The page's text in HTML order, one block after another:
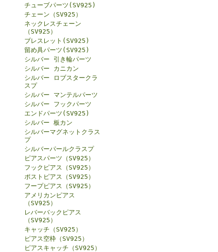
チューブパーツ(SV925)
チェーン（SV925）
ネックレスチェーン
（SV925）
ブレスレット(SV925)
留め具パーツ(SV925)
シルバー 引き輪パーツ
シルバー カニカン
シルバー ロブスタークラ
スプ
シルバー マンテルパーツ
シルバー フックパーツ
エンドパーツ(SV925)
シルバー 板カン
シルバーマグネットクラス
プ
シルバーパールクラスプ
ピアスパーツ（SV925）
フックピアス（SV925）
ポストピアス（SV925）
フープピアス（SV925）
アメリカンピアス
（SV925）
レバーバックピアス
（SV925）
キャッチ（SV925）
ピアス空枠（SV925）
ピアスキャッチ（SV925）